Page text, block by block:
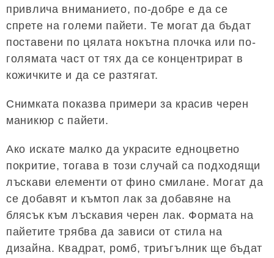
привлича вниманието, по-добре е да се
спрете на големи пайети. Те могат да бъдат
поставени по цялата нокътна плочка или по-
голямата част от тях да се концентрират в
кожичките и да се разтягат.
Снимката показва примери за красив черен
маникюр с пайети.
Ако искате малко да украсите едноцветно
покритие, тогава в този случай са подходящи
лъскави елементи от фино смилане. Могат да
се добавят и къмтоп лак за добавяне на
блясък към лъскавия черен лак. Формата на
пайетите трябва да зависи от стила на
дизайна. Квадрат, ромб, триъгълник ще бъдат